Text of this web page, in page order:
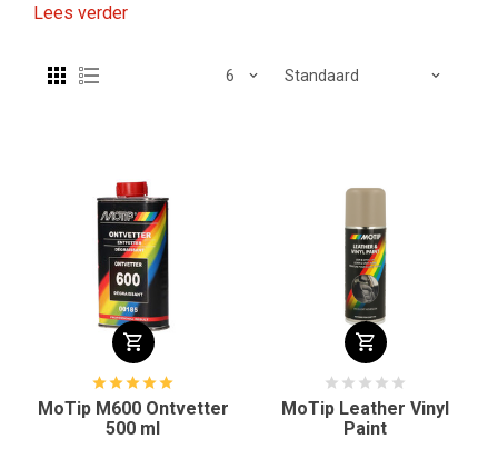
Lees verder
MoTip M600 Ontvetter
500 ml
MoTip Leather Vinyl
Paint